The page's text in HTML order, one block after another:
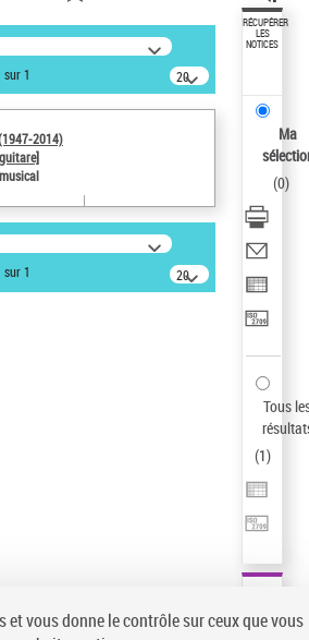
dans les
:
2014)
sur 1
20
résultats/page
2014)
sur 1
20
résultats/page
RÉCUPÉRER
LES
NOTICES
Ma
(0)
Tous
(1)
et vous donne le contrôle sur ceux que vous